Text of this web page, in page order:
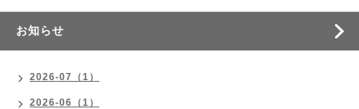
お知らせ
2026-07（1）
2026-06（1）